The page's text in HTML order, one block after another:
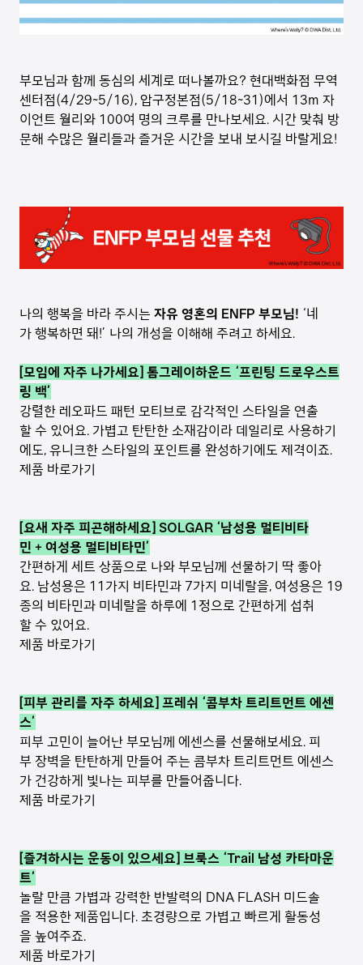
부모님과 함께 동심의 세계로 떠나볼까요? 현대백화점 무역
센터점(4/29~5/16), 압구정본점(5/18~31)에서 13m 자
이언트 월리와 100여 명의 크루를 만나보세요. 시간 맞춰 방
문해 수많은 월리들과 즐거운 시간을 보내 보시길 바랄게요!
나의 행복을 바라 주시는 자유 영혼의 ENFP 부모님! ‘네
가 행복하면 돼!’ 나의 개성을 이해해 주려고 하세요.
[모임에 자주 나가세요] 톰그레이하운드 ‘프린팅 드로우스트
링 백’
강렬한 레오파드 패턴 모티브로 감각적인 스타일을 연출
할 수 있어요. 가볍고 탄탄한 소재감이라 데일리로 사용하기
에도, 유니크한 스타일의 포인트를 완성하기에도 제격이죠.
제품 바로가기
[요새 자주 피곤해하세요] SOLGAR ‘남성용 멀티비타
민 + 여성용 멀티비타민’
간편하게 세트 상품으로 나와 부모님께 선물하기 딱 좋아
요. 남성용은 11가지 비타민과 7가지 미네랄을, 여성용은 19
종의 비타민과 미네랄을 하루에 1정으로 간편하게 섭취
할 수 있어요.
제품 바로가기
[피부 관리를 자주 하세요] 프레쉬 ‘콤부차 트리트먼트 에센
스’
피부 고민이 늘어난 부모님께 에센스를 선물해보세요. 피
부 장벽을 탄탄하게 만들어 주는 콤부차 트리트먼트 에센스
가 건강하게 빛나는 피부를 만들어줍니다.
제품 바로가기
[즐겨하시는 운동이 있으세요] 브룩스 ‘Trail 남성 카타마운
트’
놀랄 만큼 가볍과 강력한 반발력의 DNA FLASH 미드솔
을 적용한 제품입니다. 초경량으로 가볍고 빠르게 활동성
을 높여주죠.
제품 바로가기